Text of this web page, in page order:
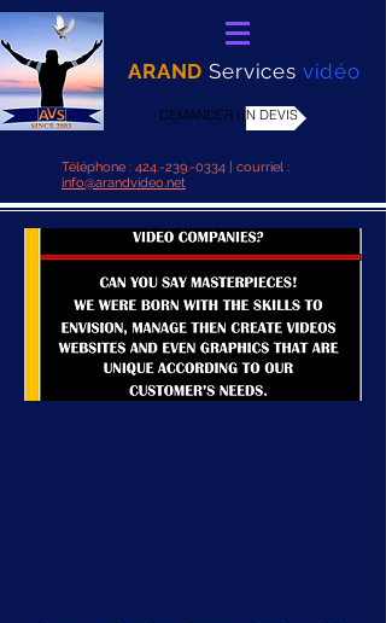
ARAND Services vidéo
DEMANDER UN DEVIS
Téléphone : 424.-239.-0334 | courriel :
info@arandvideo.net